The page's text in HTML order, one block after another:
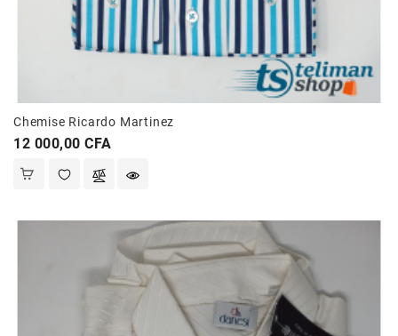
Chemise Ricardo Martinez
Prix
12 000,00 CFA